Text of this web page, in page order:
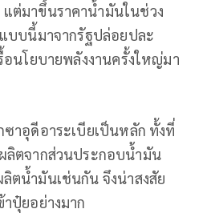
ต่มาขึ้นราคาน้ำมันในช่วง
บบนี้มาจากรัฐปล่อยปละ
อนโยบายพลังงานครั้งใหญ่มา
ซาอุดีอาระเบียเป็นหลัก ทั้งที่
ลิตจากส่วนประกอบน้ำมัน
ตน้ำมันเช่นกัน จึงน่าสงสัย
าปุ๋ยอย่างมาก